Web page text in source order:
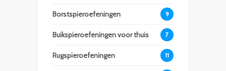
Borstspieroefeningen 9
Buikspieroefeningen voor thuis 7
Rugspieroefeningen 11